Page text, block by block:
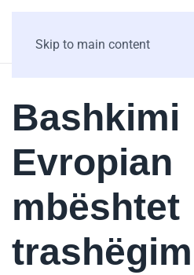
Skip to main content
Bashkimi
Evropian
mbështet